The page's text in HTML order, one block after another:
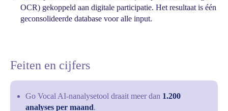
OCR) gekoppeld aan digitale participatie. Het resultaat is één
geconsolideerde database voor alle input.
Feiten en cijfers
Go Vocal AI-nanalysetool draait meer dan 1.200
analyses per maand.